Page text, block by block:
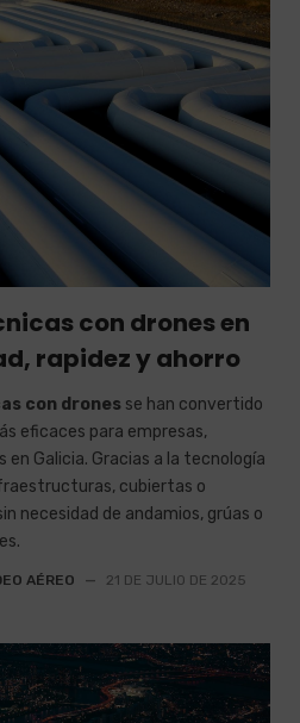
con drones en
rapidez y ahorro
con drones se han convertido
eficaces para empresas,
Galicia. Gracias a la tecnología
cubiertas o
necesidad de andamios, grúas o
AÉREO — 21 DE JULIO DE 2025